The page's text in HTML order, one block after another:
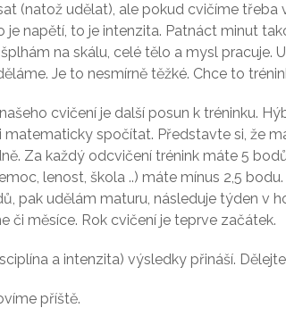
(natož udělat), ale pokud cvičíme
je napětí, to je intenzita. Patnáct minut
na skálu, celé tělo a mysl
Je to nesmírně těžké. Chce to
cvičení je další posun k tréninku.
matematicky spočítat. Představte si, že
Za každý odcvičení trénink máte 5
lenost, škola ..) máte mínus 2,5
pak udělám maturu, následuje týden v
či měsíce. Rok cvičení je teprve začátek.
a intenzita) výsledky přináší.
příště.